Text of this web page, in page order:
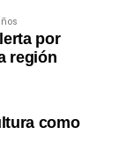
por
región
como